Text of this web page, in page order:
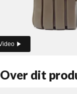
Over dit